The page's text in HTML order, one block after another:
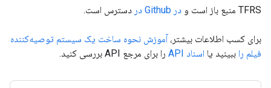
TFRS منبع باز است و در Github در دسترس است.
برای کسب اطلاعات بیشتر،آموزش نحوه ساخت یک سیستم توصیه‌کننده
فیلم را ببینید یا اسناد API را برای مرجع API بررسی کنید.